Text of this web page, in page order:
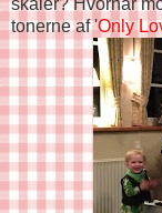
tonerne af 'Only